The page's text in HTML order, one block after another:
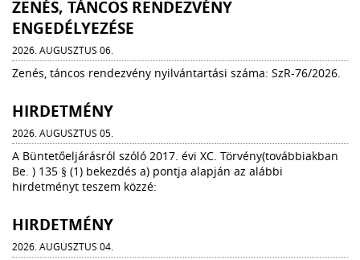
ZENÉS, TÁNCOS RENDEZVÉNY
ENGEDÉLYEZÉSE
2026. AUGUSZTUS 06.
Zenés, táncos rendezvény nyilvántartási száma: SzR-76/2026.
HIRDETMÉNY
2026. AUGUSZTUS 05.
A Büntetőeljárásról szóló 2017. évi XC. Törvény(továbbiakban
Be. ) 135 § (1) bekezdés a) pontja alapján az alábbi
hirdetményt teszem közzé:
HIRDETMÉNY
2026. AUGUSZTUS 04.